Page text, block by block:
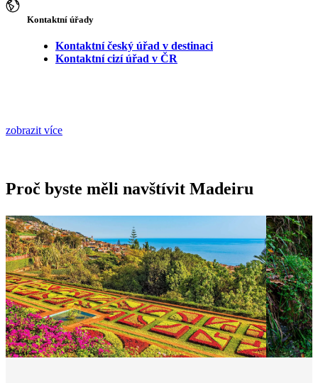
Kontaktní úřady
Kontaktní český úřad v destinaci
Kontaktní cizí úřad v ČR
zobrazit více
Proč byste měli navštívit Madeiru